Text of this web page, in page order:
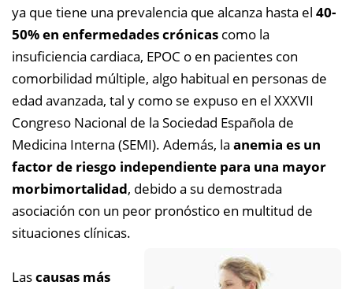
ya que tiene una prevalencia que alcanza hasta el 40-
50% en enfermedades crónicas como la
insuficiencia cardiaca, EPOC o en pacientes con
comorbilidad múltiple, algo habitual en personas de
edad avanzada, tal y como se expuso en el XXXVII
Congreso Nacional de la Sociedad Española de
Medicina Interna (SEMI). Además, la anemia es un
factor de riesgo independiente para una mayor
morbimortalidad, debido a su demostrada
asociación con un peor pronóstico en multitud de
situaciones clínicas.
Lascausas más